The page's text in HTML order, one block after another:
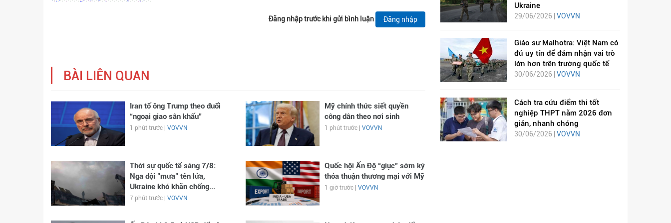
Đăng nhập trước khi gửi bình luận Đăng nhập
BÀI LIÊN QUAN
Iran tố ông Trump theo đuổi
“ngoại giao sân khấu”
1 phút trước | VOVVN
Mỹ chính thức siết quyền
công dân theo nơi sinh
1 phút trước | VOVVN
Thời sự quốc tế sáng 7/8:
Nga dội "mưa" tên lửa,
Ukraine khó khăn chống...
7 phút trước | VOVVN
Quốc hội Ấn Độ “giục” sớm ký
thỏa thuận thương mại với Mỹ
1 giờ trước | VOVVN
Ukraine
29/06/2026 | VOVVN
Giáo sư Malhotra: Việt Nam có
đủ uy tín để đảm nhận vai trò
lớn hơn trên trường quốc tế
30/06/2026 | VOVVN
Cách tra cứu điểm thi tốt
nghiệp THPT năm 2026 đơn
giản, nhanh chóng
30/06/2026 | VOVVN